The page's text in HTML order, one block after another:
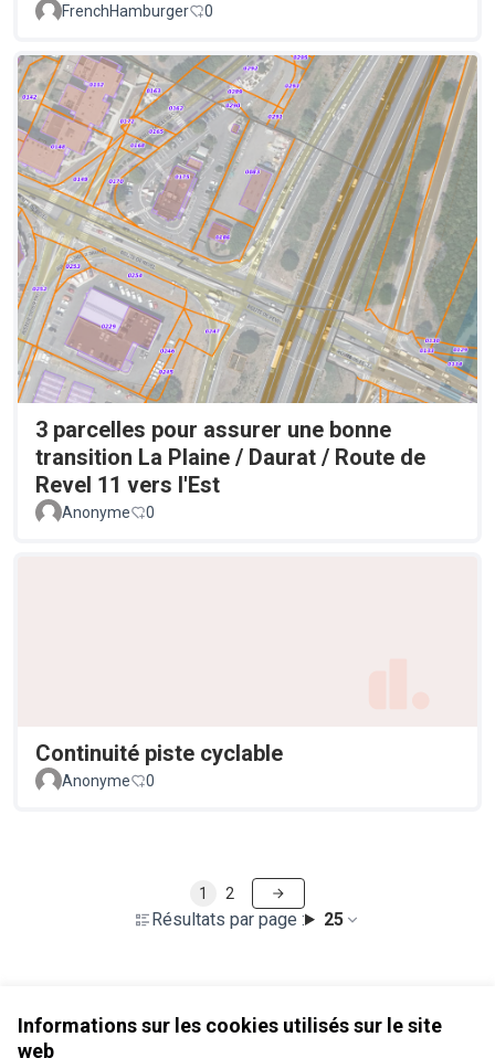
Informations sur les cookies utilisés sur le site
web
FrenchHamburger 0
3 parcelles pour assurer une bonne
transition La Plaine / Daurat / Route de
Revel 11 vers l'Est
Anonyme 0
Continuité piste cyclable
Anonyme 0
Résultats par page : 25
1 2